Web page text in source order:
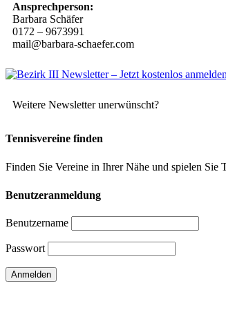
Ansprechperson:
Barbara Schäfer
0172 – 9673991
mail@barbara-schaefer.com
Weitere Newsletter unerwünscht?
Tennisvereine finden
Finden Sie Vereine in Ihrer Nähe und spielen Sie
Benutzeranmeldung
Benutzername
Passwort